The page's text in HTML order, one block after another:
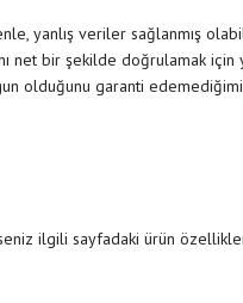
yanlış veriler sağlanmış
net bir şekilde doğrulamak
olduğunu garanti
ilgili sayfadaki ürün